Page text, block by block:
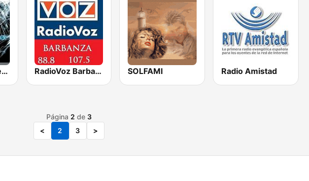
Conexiondance Radio RadioVoz Barbanza SOLFAMI Radio Amistad
Página 2 de 3
<
2 3 >